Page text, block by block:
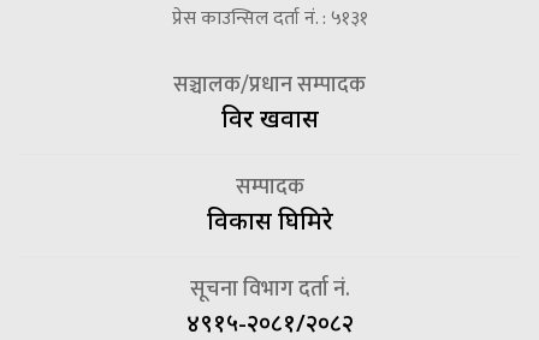
प्रेस काउन्सिल दर्ता नं. : ५१३१
सञ्चालक/प्रधान सम्पादक
विदुर खवास
सम्पादक
विकास घिमिरे
सूचना विभाग दर्ता नं.
४९१५-२०८१/२०८२